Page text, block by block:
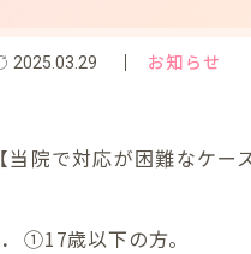
2025.03.29 お知らせ
【当院で対応が困難なケー
①17歳以下の方。